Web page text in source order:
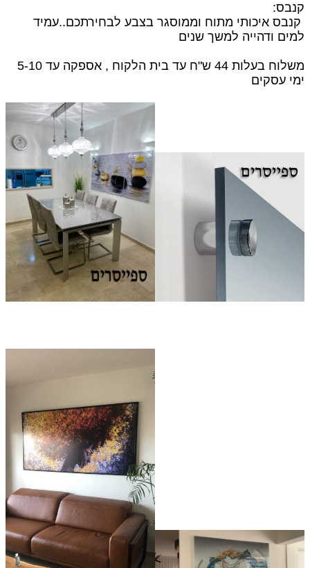
קנבס:
קנבס איכותי מתוח וממוסגר בצבע לבחירתכם..עמיד
למים ודהייה למשך שנים
משלוח בעלות 44 ש"ח עד בית הלקוח , אספקה עד 5-10
ימי עסקים